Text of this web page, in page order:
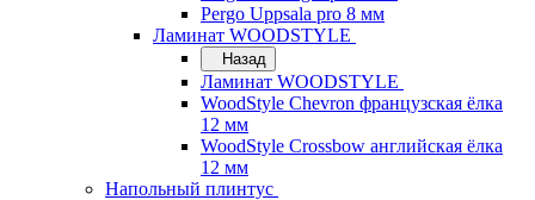
Pergo Uppsala pro 8 мм
Ламинат WOODSTYLE
Назад
Ламинат WOODSTYLE
WoodStyle Chevron французская ёлка
12 мм
WoodStyle Crossbow английская ёлка
12 мм
Напольный плинтус